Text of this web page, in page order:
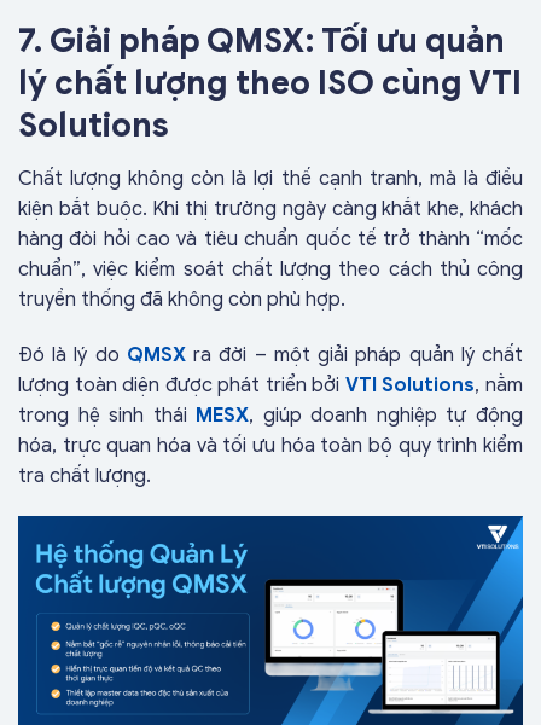
7. Giải pháp QMSX: Tối ưu quản
lý chất lượng theo ISO cùng VTI
Solutions
Chất lượng không còn là lợi thế cạnh tranh, mà là điều
kiện bắt buộc. Khi thị trường ngày càng khắt khe, khách
hàng đòi hỏi cao và tiêu chuẩn quốc tế trở thành “mốc
chuẩn”, việc kiểm soát chất lượng theo cách thủ công
truyền thống đã không còn phù hợp.
Đó là lý do QMSX ra đời – một giải pháp quản lý chất
lượng toàn diện được phát triển bởi VTI Solutions, nằm
trong hệ sinh thái MESX, giúp doanh nghiệp tự động
hóa, trực quan hóa và tối ưu hóa toàn bộ quy trình kiểm
tra chất lượng.